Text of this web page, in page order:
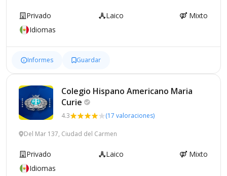
Privado Laico
Mixto
Idiomas
Informes Guardar
Colegio Hispano Americano Maria
Curie
4.3 (17 valoraciones)
Del Mar 137, Ciudad del Carmen
Privado Laico
Mixto
Idiomas